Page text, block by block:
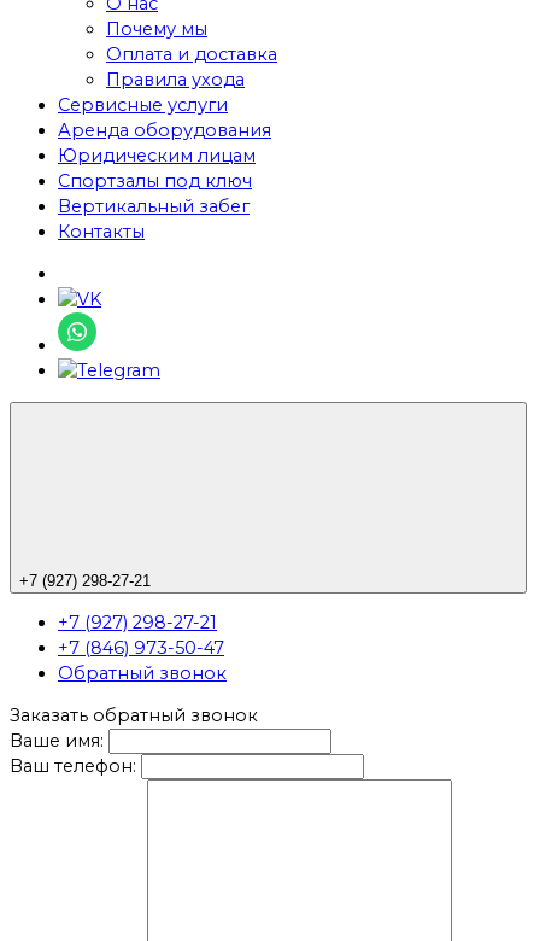
Почему мы
Оплата и доставка
Правила ухода
Сервисные услуги
Аренда оборудования
Юридическим лицам
Спортзалы под ключ
Вертикальный забег
Контакты
+7 (927) 298-27-21
+7 (927) 298-27-21
+7 (846) 973-50-47
Обратный звонок
Заказать обратный звонок
Ваше имя:
Ваш телефон: